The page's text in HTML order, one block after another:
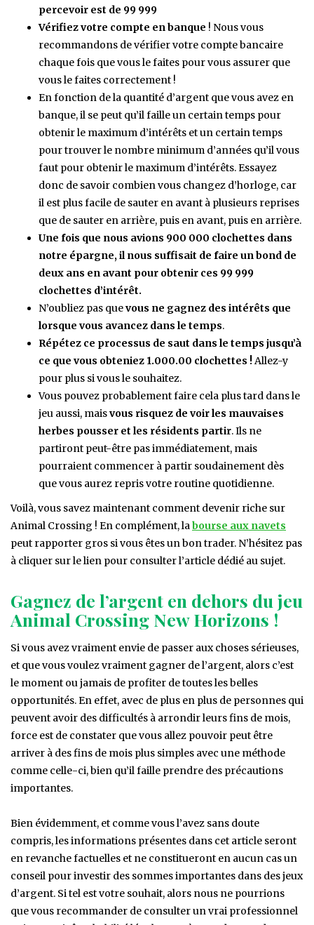
percevoir est de 99 999
Vérifiez votre compte en banque ! Nous vous
recommandons de vérifier votre compte bancaire
chaque fois que vous le faites pour vous assurer que
vous le faites correctement !
En fonction de la quantité d’argent que vous avez en
banque, il se peut qu’il faille un certain temps pour
obtenir le maximum d’intérêts et un certain temps
pour trouver le nombre minimum d’années qu’il vous
faut pour obtenir le maximum d’intérêts. Essayez
donc de savoir combien vous changez d’horloge, car
il est plus facile de sauter en avant à plusieurs reprises
que de sauter en arrière, puis en avant, puis en arrière.
Une fois que nous avions 900 000 clochettes dans
notre épargne, il nous suffisait de faire un bond de
deux ans en avant pour obtenir ces 99 999
clochettes d’intérêt.
N’oubliez pas quevous ne gagnez des intérêts que
lorsque vous avancez dans le temps.
Répétez ce processus de saut dans le temps jusqu’à
ce que vous obteniez 1.000.00 clochettes !Allez-y
pour plus si vous le souhaitez.
Vous pouvez probablement faire cela plus tard dans le
jeu aussi, maisvous risquez de voir les mauvaises
herbes pousser et les résidents partir. Ils ne
partiront peut-être pas immédiatement, mais
pourraient commencer à partir soudainement dès
que vous aurez repris votre routine quotidienne.
Voilà, vous savez maintenant comment devenir riche sur
Animal Crossing ! En complément, labourse aux navets
peut rapporter gros si vous êtes un bon trader. N’hésitez pas
à cliquer sur le lien pour consulter l’article dédié au sujet.
Gagnez de l’argent en dehors du jeu
Animal Crossing New Horizons !
Si vous avez vraiment envie de passer aux choses sérieuses,
et que vous voulez vraiment gagner de l’argent, alors c’est
le moment ou jamais de profiter de toutes les belles
opportunités. En effet, avec de plus en plus de personnes qui
peuvent avoir des difficultés à arrondir leurs fins de mois,
force est de constater que vous allez pouvoir peut être
arriver à des fins de mois plus simples avec une méthode
comme celle-ci, bien qu’il faille prendre des précautions
importantes.
Bien évidemment, et comme vous l’avez sans doute
compris, les informations présentes dans cet article seront
en revanche factuelles et ne constitueront en aucun cas un
conseil pour investir des sommes importantes dans des jeux
d’argent. Si tel est votre souhait, alors nous ne pourrions
que vous recommander de consulter un vrai professionnel